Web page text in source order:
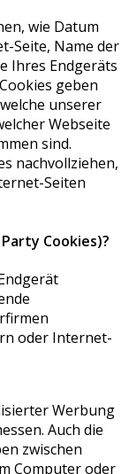
wie Datum
Seite, Name der
Ihres Endgeräts
geben
unserer
Webseite
sind.
nachvollziehen,
Seiten
Cookies)?
oder Internet-
Werbung
Auch die
zwischen
Computer oder